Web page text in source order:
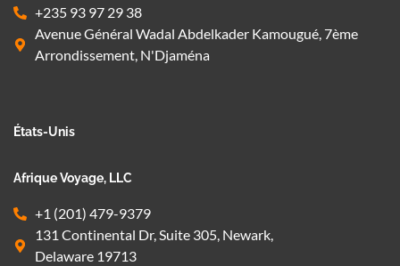
+235 93 97 29 38
Avenue Général Wadal Abdelkader Kamougué, 7ème
Arrondissement, N'Djaména
États-Unis
Afrique Voyage, LLC
+1 (201) 479-9379
131 Continental Dr, Suite 305, Newark,
Delaware 19713